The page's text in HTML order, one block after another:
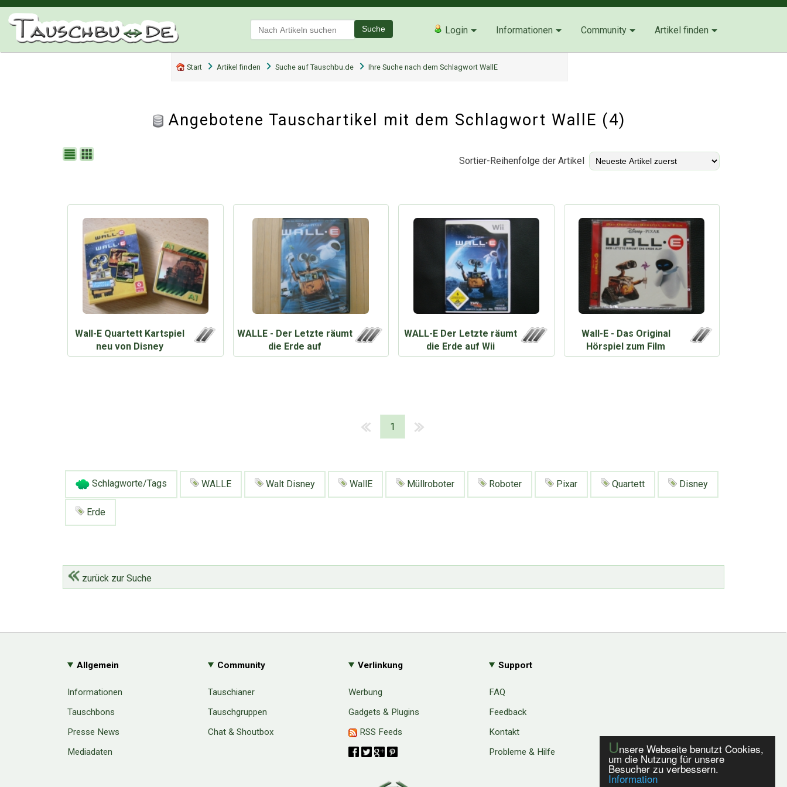
Unsere Webseite benutzt Cookies,
um die Nutzung für unsere
Besucher zu verbessern.
Information
Suche Login Informationen Community Artikel finden
Start Artikel finden Suche auf Tauschbu.de Ihre Suche nach dem Schlagwort WallE
Angebotene Tauschartikel mit dem Schlagwort WallE (4)
Sortier-Reihenfolge der Artikel
Wall-E Quartett Kartspiel
neu von Disney
WALLE - Der Letzte räumt
die Erde auf
WALL-E Der Letzte räumt
die Erde auf Wii
Wall-E - Das Original
Hörspiel zum Film
1
Schlagworte/Tags WALLE Walt Disney WallE Müllroboter Roboter Pixar Quartett Disney
Erde
zurück zur Suche
Allgemein
Informationen
Tauschbons
Presse News
Mediadaten
Community
Tauschianer
Tauschgruppen
Chat & Shoutbox
Verlinkung
Werbung
Gadgets & Plugins
RSS Feeds
Support
FAQ
Feedback
Kontakt
Probleme & Hilfe